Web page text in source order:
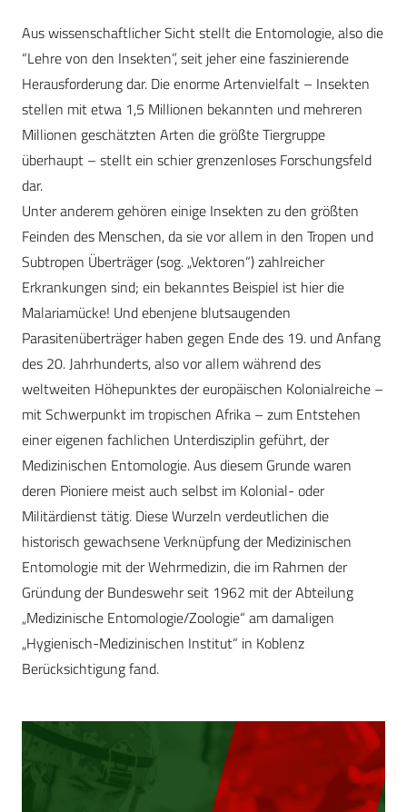
Aus wissenschaftlicher Sicht stellt die Entomologie, also die
“Lehre von den Insekten”, seit jeher eine faszinierende
Herausforderung dar. Die enorme Artenvielfalt – Insekten
stellen mit etwa 1,5 Millionen bekannten und mehreren
Millionen geschätzten Arten die größte Tiergruppe
überhaupt – stellt ein schier grenzenloses Forschungsfeld
dar.
Unter anderem gehören einige Insekten zu den größten
Feinden des Menschen, da sie vor allem in den Tropen und
Subtropen Überträger (sog. „Vektoren“) zahlreicher
Erkrankungen sind; ein bekanntes Beispiel ist hier die
Malariamücke! Und ebenjene blut­saugenden
Parasitenüberträger haben gegen Ende des 19. und Anfang
des 20. Jahrhunderts, also vor allem während des
weltweiten Höhepunktes der europäischen Kolonialreiche –
mit Schwerpunkt im tropischen Afrika – zum Entstehen
einer eigenen fachlichen Unterdisziplin geführt, der
Medizinischen Entomologie. Aus diesem Grunde waren
deren Pioniere meist auch selbst im Kolonial- oder
Militärdienst tätig. Diese Wurzeln verdeutlichen die
historisch gewachsene Verknüpfung der Medizinischen
Entomologie mit der Wehrmedizin, die im Rahmen der
Gründung der Bundeswehr seit 1962 mit der Abteilung
„Medizinische Entomologie/Zoologie“ am damaligen
„Hygienisch-Medizinischen Institut“ in Koblenz
Berücksichtigung fand.